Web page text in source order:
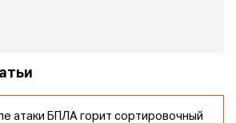
атаки БПЛА горит сортировочный